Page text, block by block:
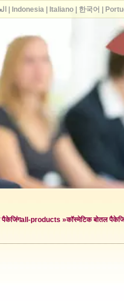
पैकेजिंगall-products »कॉस्मेटिक बोतल
Indonesia| Italiano| 한국어